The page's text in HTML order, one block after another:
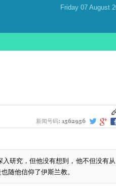
新闻号码: 1562956
研究，但他没有想到，他不但没有从
随他信仰了伊斯兰教。